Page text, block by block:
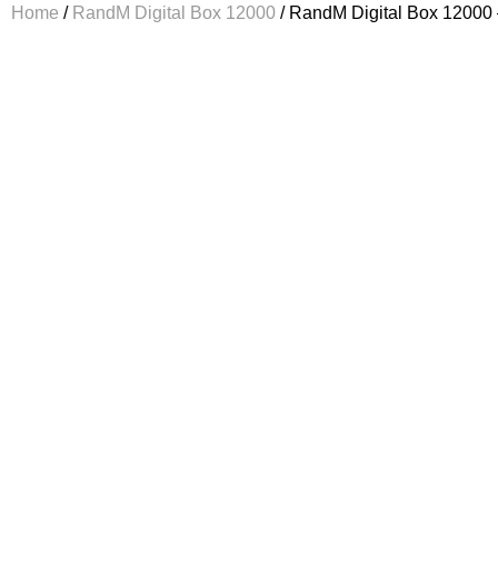
Home / RandM Digital Box 12000 / RandM Digital Box 12000